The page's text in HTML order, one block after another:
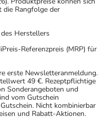
die Rangfolge der
Herstellers
Referenzpreis (MRP) für
erste Newsletteranmeldung.
49 €. Rezeptpflichtige
Sonderangeboten und
vom Gutschein
Nicht kombinierbar
und Rabatt-Aktionen.